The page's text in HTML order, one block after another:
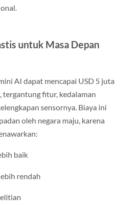
untuk Masa Depan
AI dapat mencapai USD 5 juta
tergantung fitur, kedalaman
sensornya. Biaya ini
oleh negara maju, karena
baik
rendah